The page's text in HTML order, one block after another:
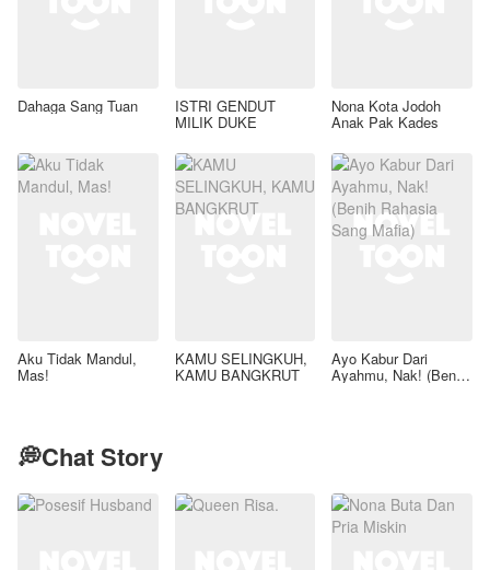
Dahaga Sang Tuan ISTRI GENDUT
MILIK DUKE
Nona Kota Jodoh
Anak Pak Kades
Aku Tidak Mandul,
Mas!
KAMU SELINGKUH,
KAMU BANGKRUT
Ayo Kabur Dari
Ayahmu, Nak! (Benih
💭Chat Story